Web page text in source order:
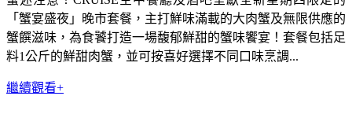
「蟹宴盛夜」晚市套餐，主打鮮味滿載的大肉蟹及無限供應的
蟹饌滋味，為食饕打造一場馥郁鮮甜的蟹味饗宴！套餐包括足
料1公斤的鮮甜肉蟹，並可按喜好選擇不同口味烹調...
繼續觀看+